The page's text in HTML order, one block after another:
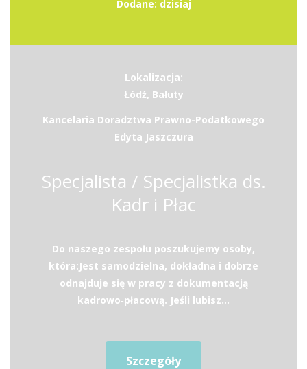
Dodane: dzisiaj
Lokalizacja:
Łódź, Bałuty
Kancelaria Doradztwa Prawno-Podatkowego
Edyta Jaszczura
Specjalista / Specjalistka ds.
Kadr i Płac
Do naszego zespołu poszukujemy osoby,
która:Jest samodzielna, dokładna i dobrze
odnajduje się w pracy z dokumentacją
kadrowo‑płacową. Jeśli lubisz...
Szczegóły